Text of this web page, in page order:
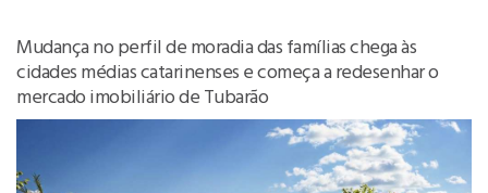
Mudança no perfil de moradia das famílias chega às
cidades médias catarinenses e começa a redesenhar o
mercado imobiliário de Tubarão